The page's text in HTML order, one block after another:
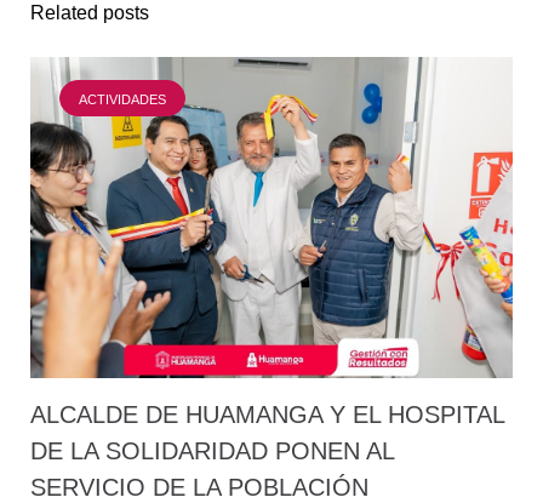
Related posts
ACTIVIDADES
ALCALDE DE HUAMANGA Y EL HOSPITAL
DE LA SOLIDARIDAD PONEN AL
SERVICIO DE LA POBLACIÓN